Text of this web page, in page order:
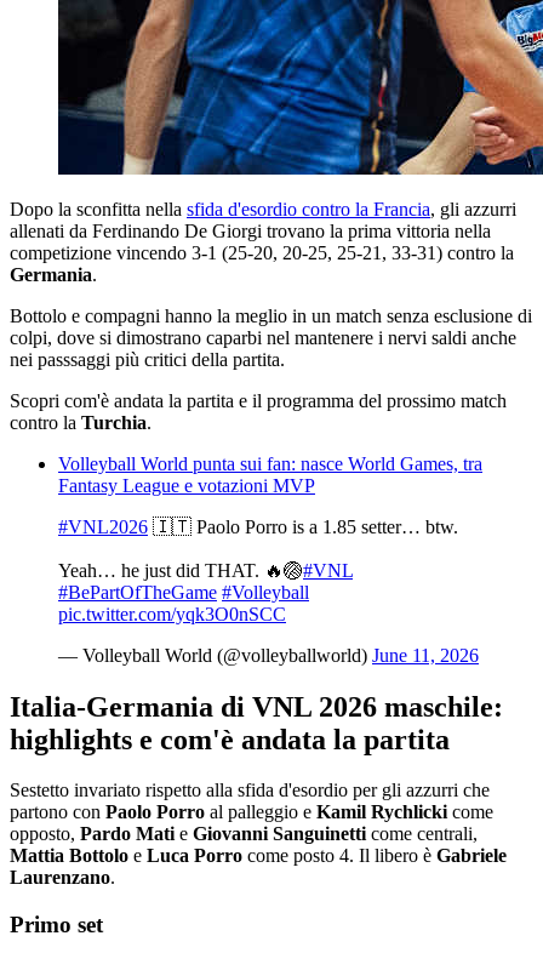
Dopo la sconfitta nella sfida d'esordio contro la Francia, gli azzurri
allenati da Ferdinando De Giorgi trovano la prima vittoria nella
competizione vincendo 3-1 (25-20, 20-25, 25-21, 33-31) contro la
Germania.
Bottolo e compagni hanno la meglio in un match senza esclusione di
colpi, dove si dimostrano caparbi nel mantenere i nervi saldi anche
nei passsaggi più critici della partita.
Scopri com'è andata la partita e il programma del prossimo match
contro la Turchia.
Volleyball World punta sui fan: nasce World Games, tra
Fantasy League e votazioni MVP
#VNL2026 🇮🇹 Paolo Porro is a 1.85 setter… btw.
Yeah… he just did THAT. 🔥🏐#VNL
#BePartOfTheGame #Volleyball
pic.twitter.com/yqk3O0nSCC
— Volleyball World (@volleyballworld) June 11, 2026
Italia-Germania di VNL 2026 maschile:
highlights e com'è andata la partita
Sestetto invariato rispetto alla sfida d'esordio per gli azzurri che
partono con Paolo Porro al palleggio e Kamil Rychlickicome
opposto, Pardo Matie Giovanni Sanguinetticome centrali,
Mattia Bottolo e Luca Porro come posto 4. Il libero è Gabriele
Laurenzano.
Primo set